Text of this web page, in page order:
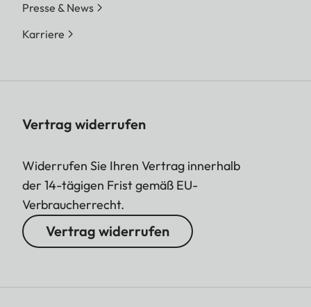
Presse & News
Karriere
Vertrag widerrufen
Widerrufen Sie Ihren Vertrag innerhalb
der 14-tägigen Frist gemäß EU-
Verbraucherrecht.
Vertrag widerrufen